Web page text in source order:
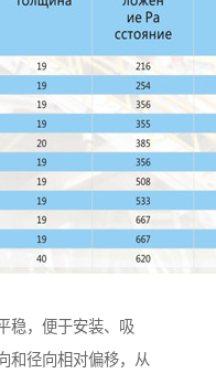
稳，便于安装、吸
和径向相对偏移，从